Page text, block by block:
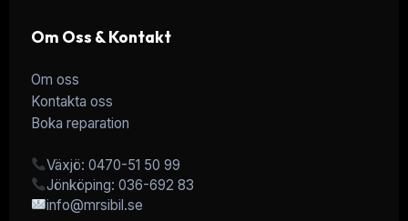
Om Oss & Kontakt
Om oss
Kontakta oss
Boka reparation
Växjö: 0470-51 50 99
Jönköping: 036-692 83
info@mrsibil.se